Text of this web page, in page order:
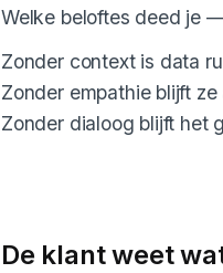
Welke beloftes deed je
Zonder context is data
Zonder empathie blijft
Zonder dialoog blijft het
De klant weet